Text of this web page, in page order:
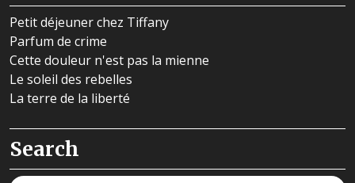
Petit déjeuner chez Tiffany
Parfum de crime
Cette douleur n'est pas la mienne
Le soleil des rebelles
La terre de la liberté
Search